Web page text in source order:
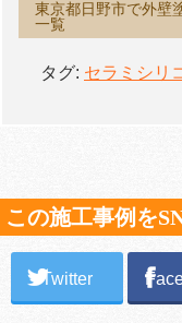
東京都日野市で外壁
一覧
タグ: セラミシリ
この施工事例を
Twitter